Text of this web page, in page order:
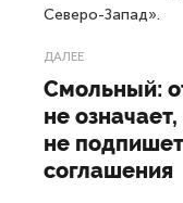
Северо-Запад».
ДАЛЕЕ
Смольный:
не
не
соглашения